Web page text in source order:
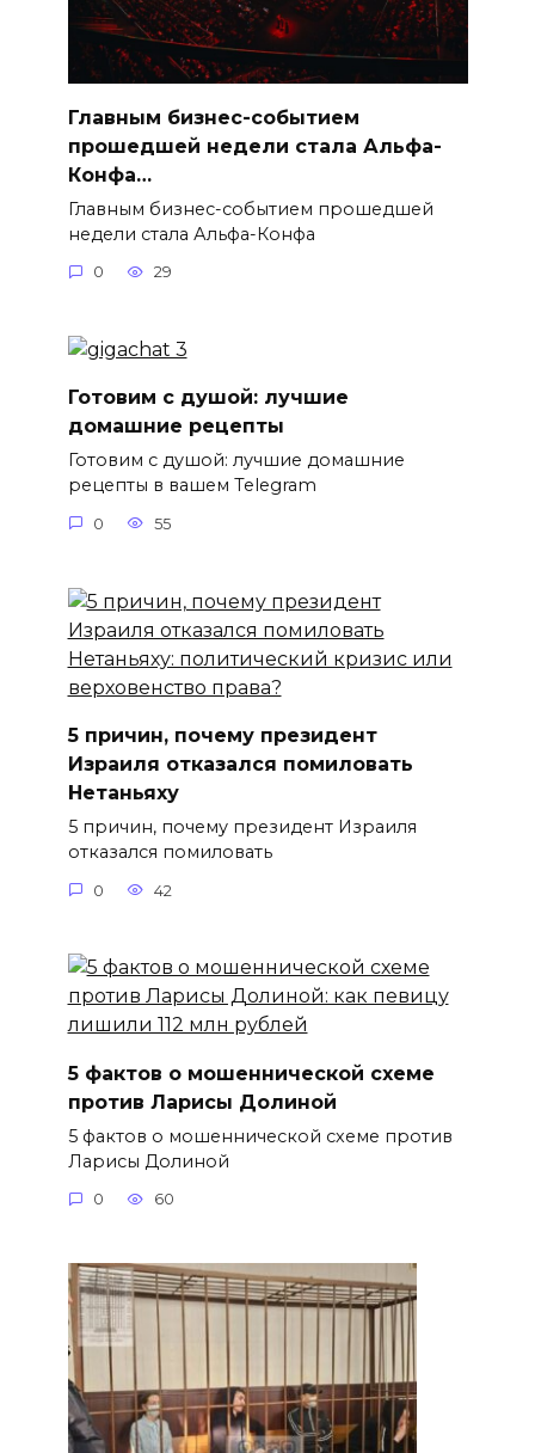
Главным бизнес-событием
прошедшей недели стала Альфа-
Конфа…
Главным бизнес-событием прошедшей
недели стала Альфа-Конфа
0 29
Готовим с душой: лучшие
домашние рецепты
Готовим с душой: лучшие домашние
рецепты в вашем Telegram
0 55
5 причин, почему президент
Израиля отказался помиловать
Нетаньяху
5 причин, почему президент Израиля
отказался помиловать
0 42
5 фактов о мошеннической схеме
против Ларисы Долиной
5 фактов о мошеннической схеме против
Ларисы Долиной
0 60